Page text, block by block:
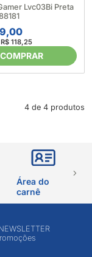
Lvc03Bi Preta
R$ 118,25
COMPRAR
4 de 4 produtos
Área do
carnê